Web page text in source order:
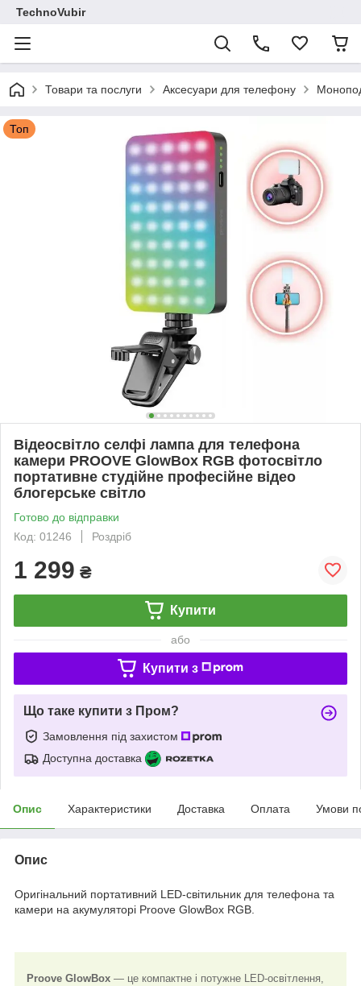
TechnoVubir
Товари та послуги Аксесуари для телефону
Топ
Відеосвітло селфі лампа для телефона
камери PROOVE GlowBox RGB фотосвітло
портативне студійне професійне відео
блогерське світло
Готово до відправки
Код: 01246
Роздріб
1 299 ₴
Купити
або
Купити з
Що таке купити з Пром?
Замовлення під захистом
Доступна доставка
Опис Характеристики Доставка Оплата Умови
Опис
Оригінальний портативний LED-світильник для телефона та
камери на акумуляторі Proove GlowBox RGB.
Proove GlowBox — це компактне і потужне LED-освітлення,